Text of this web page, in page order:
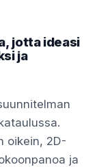
jotta ideasi
ja
oikein, 2D-
ja